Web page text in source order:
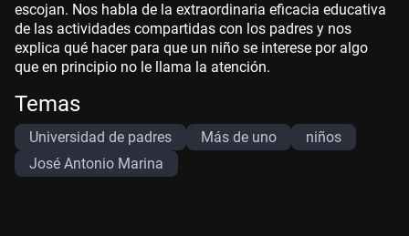
escojan. Nos habla de la extraordinaria eficacia educativa
de las actividades compartidas con los padres y nos
explica qué hacer para que un niño se interese por algo
que en principio no le llama la atención.
Temas
Universidad de padres Más de uno
niños
José Antonio Marina